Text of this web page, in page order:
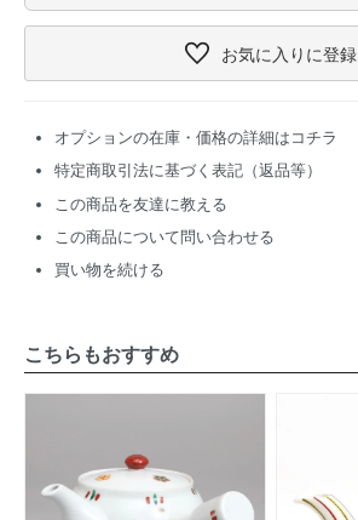
お気に入りに登録
オプションの在庫・価格の詳細はコチラ
特定商取引法に基づく表記（返品等）
この商品を友達に教える
この商品について問い合わせる
買い物を続ける
こちらもおすすめ